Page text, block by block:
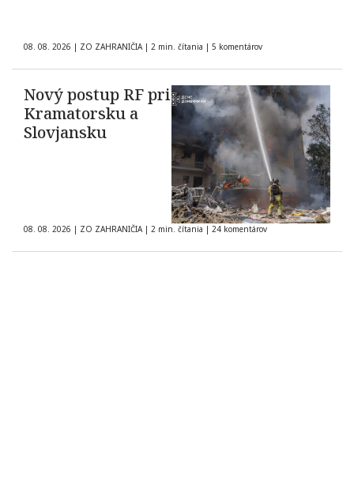
08. 08. 2026 | ZO ZAHRANIČIA | 2 min. čítania | 5 komentárov
Nový postup RF pri
Kramatorsku a
Slovjansku
08. 08. 2026 | ZO ZAHRANIČIA | 2 min. čítania | 24 komentárov